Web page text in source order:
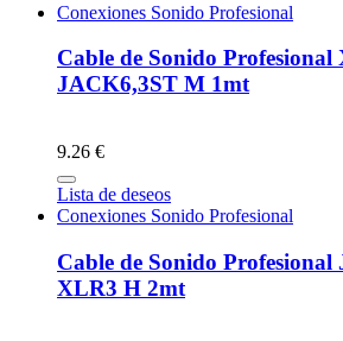
Conexiones Sonido Profesional
Cable de Sonido
JACK6,3ST M 1mt
9.26 €
Lista de deseos
Conexiones Sonido Profesional
Cable de Sonido
XLR3 H 2mt